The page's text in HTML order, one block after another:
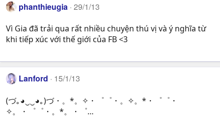
phanthieugia 29/1/13
Vì Gia đã trải qua rất nhiều chuyện thú vị và ý nghĩa từ
khi tiếp xúc với thế giới của FB <3
Lanford 15/1/13
(づ｡◕‿‿◕｡)づ・。*。✧・゜゜・。✧。*・゜゜・
✧。・゜゜・。*。・゜…